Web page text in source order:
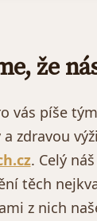
že
vás píše
zdravou
. Celý náš svět se točí
těch
z nich